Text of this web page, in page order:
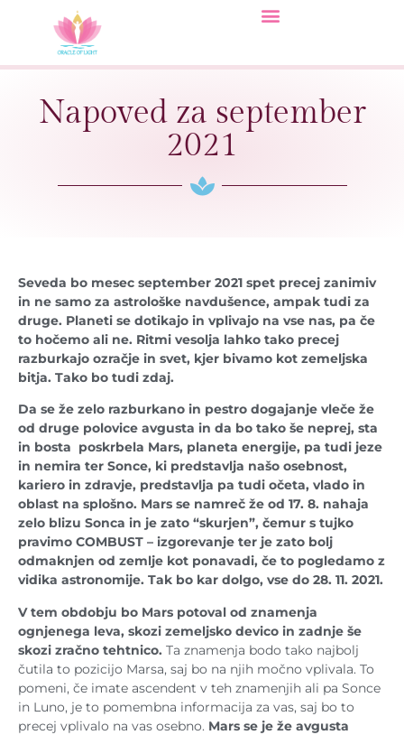
Napoved za september
2021
Seveda bo mesec september 2021 spet precej zanimiv
in ne samo za astrološke navdušence, ampak tudi za
druge. Planeti se dotikajo in vplivajo na vse nas, pa če
to hočemo ali ne. Ritmi vesolja lahko tako precej
razburkajo ozračje in svet, kjer bivamo kot zemeljska
bitja. Tako bo tudi zdaj.
Da se že zelo razburkano in pestro dogajanje vleče že
od druge polovice avgusta in da bo tako še neprej, sta
in bosta poskrbela Mars, planeta energije, pa tudi jeze
in nemira ter Sonce, ki predstavlja našo osebnost,
kariero in zdravje, predstavlja pa tudi očeta, vlado in
oblast na splošno. Mars se namreč že od 17. 8. nahaja
zelo blizu Sonca in je zato “skurjen”, čemur s tujko
pravimo COMBUST – izgorevanje ter je zato bolj
odmaknjen od zemlje kot ponavadi, če to pogledamo z
vidika astronomije. Tak bo kar dolgo, vse do 28. 11. 2021.
V tem obdobju bo Mars potoval od znamenja
ognjenega leva, skozi zemeljsko devico in zadnje še
skozi zračno tehtnico. Ta znamenja bodo tako najbolj
čutila to pozicijo Marsa, saj bo na njih močno vplivala. To
pomeni, če imate ascendent v teh znamenjih ali pa Sonce
in Luno, je to pomembna informacija za vas, saj bo to
precej vplivalo na vas osebno. Mars se je že avgusta